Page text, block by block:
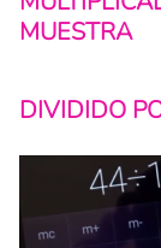
MUESTRA
DIVIDIDO